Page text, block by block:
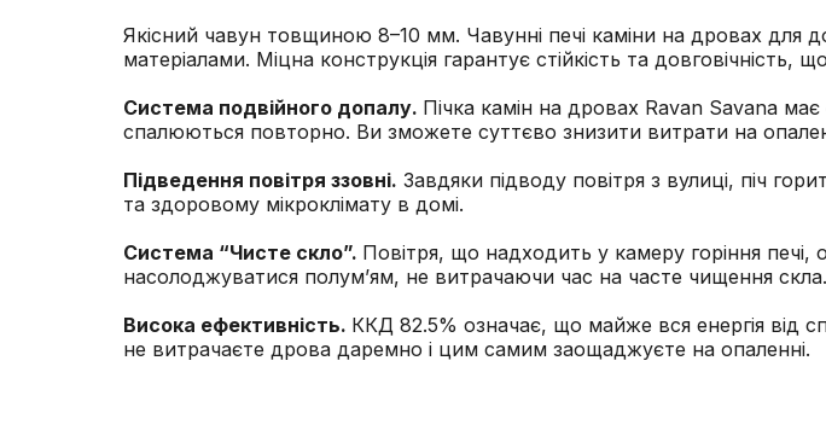
Якісний чавун товщиною 8–10 мм. Чавунні печі каміни на дровах для
матеріалами. Міцна конструкція гарантує стійкість та довговічність,
Система подвійного допалу. Пічка камін на дровах Ravan Savana
спалюються повторно. Ви зможете суттєво знизити витрати на
Підведення повітря ззовні. Завдяки підводу повітря з вулиці, піч
та здоровому мікроклімату в домі.
Система “Чисте скло”. Повітря, що надходить у камеру горіння
насолоджуватися полум’ям, не витрачаючи час на часте чищення скла.
Висока ефективність. ККД 82.5% означає, що майже вся енергія від
не витрачаєте дрова даремно і цим самим заощаджуєте на опаленні.